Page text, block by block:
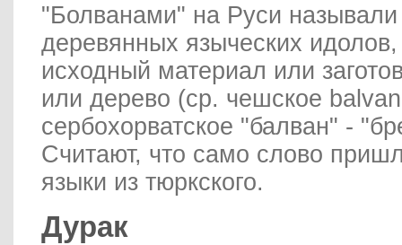
"Болванами" на Руси
деревянных языческих
исходный материал или
или дерево (ср. чешское
сербохорватское "балван" -
Считают, что само слово
языки из тюркского.
Дурак